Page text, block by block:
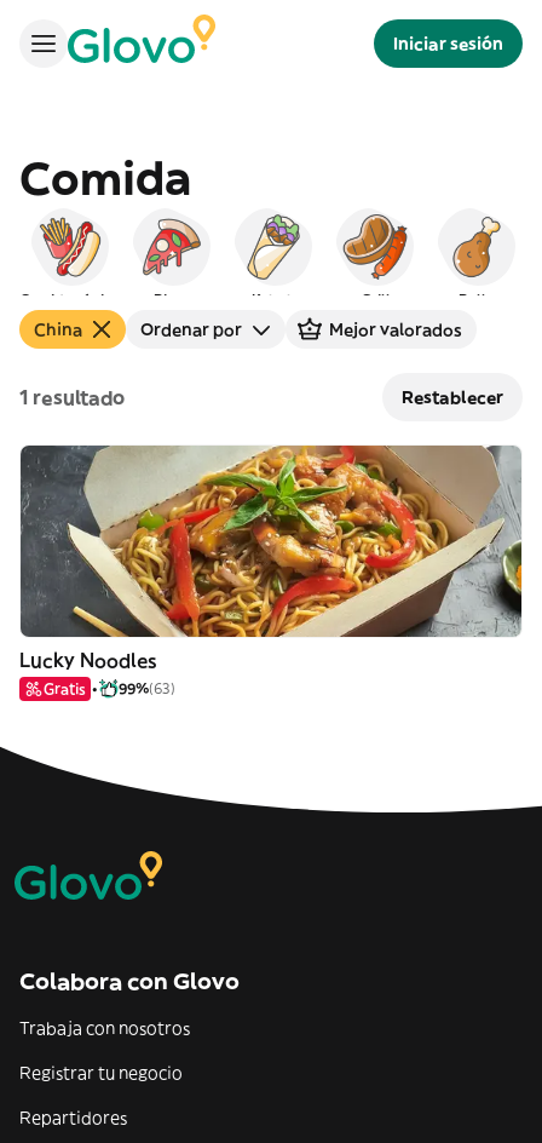
Iniciar sesión
Comida
Pizza Kebab Grill Pollo
China Ordenar por Mejor valorados
1 resultado Restablecer
Lucky Noodles
Gratis 99%(63)
Colabora con Glovo
Trabaja con nosotros
Registrar tu negocio
Repartidores